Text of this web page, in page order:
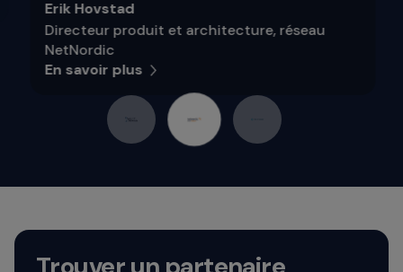
Erik Hovstad
Directeur produit et architecture, réseau
NetNordic
En savoir plus